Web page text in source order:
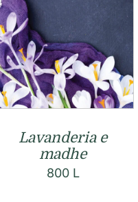
Lavanderia e
madhe
800 L